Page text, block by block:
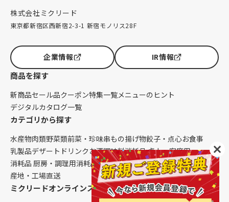
株式会社ミクリード
東京都新宿区西新宿2-3-1 新宿モノリス28F
企業情報 IR情報
商品を探す
新商品セール品クーポン特集一覧メニューのヒント
デジタルカタログ一覧
カテゴリから探す
水産物肉類野菜類前菜・珍味串もの揚げ物餃子・点心お食事
乳製品デザート ドリンク お酒調味料消耗品 卓上・客席用
消耗品 厨房・調理用消耗品 クレンリネス生鮮品（配送便限定）
産地・工場直送
ミクリードオンラインストアについて